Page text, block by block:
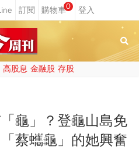
0
高股息 金融股 存股
龜」？登龜山島免
蔡蠵龜」的她興奮